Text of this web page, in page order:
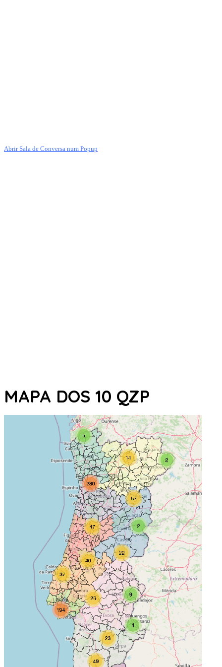
Abrir Sala de Conversa num Popup
MAPA DOS 10 QZP